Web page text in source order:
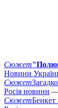
Сюжет
Новини
Сюжет
Росія новини —
СюжетБенкет